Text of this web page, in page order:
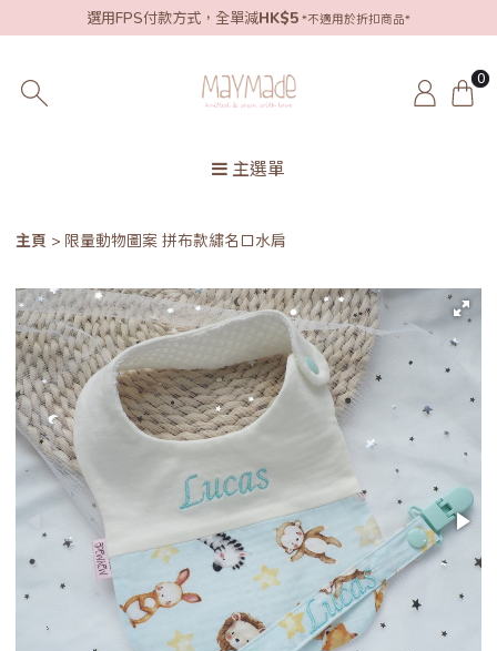
選用FPS付款方式，全單減HK$5 *不適用於折扣商品*
0
主選單
主頁 限量動物圖案 拼布款繡名口水肩